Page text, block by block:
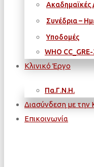
Ακαδημαϊκές
Συνέδρια –
Υποδομές
WΗΟ
Κλινικό Έργο
Πα.Γ.Ν.Η.
Διασύνδεση με την
Επικοινωνία